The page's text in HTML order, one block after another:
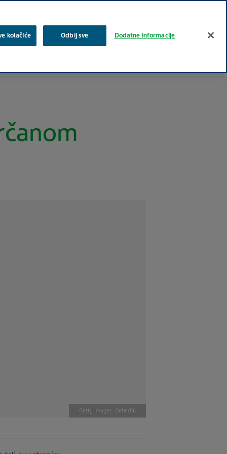
Getty images: Geber86
kolačiće Odbij sve Dodatne informacije